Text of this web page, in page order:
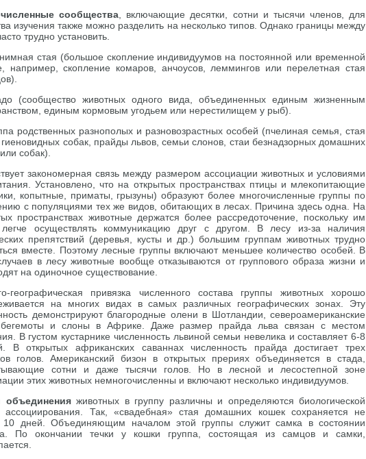
сообщества , включающие десятки, сотни и тысячи членов, для
изучения также можно разделить на несколько типов. Однако границы между
трудно установить.
стая (большое скопление индивидуумов на постоянной или временной
например, скопление комаров, анчоусов, леммингов или перелетная стая
(сообщество животных одного вида, объединенных единым жизненным
единым кормовым угодьем или нерестилищем у рыб).
родственных разнополых и разновозрастных особей (пчелиная семья, стая
гиеновидных собак, прайды львов, семьи слонов, стаи безнадзорных домашних
собак).
закономерная связь между размером ассоциации животных и условиями
Установлено, что на открытых пространствах птицы и млекопитающие
копытные, приматы, грызуны) образуют более многочисленные группы по
с популяциями тех же видов, обитающих в лесах. Причина здесь одна. На
пространствах животные держатся более рассредоточение, поскольку им
легче осуществлять коммуникацию друг с другом. В лесу из-за наличия
препятствий (деревья, кусты и др.) большим группам животных трудно
вместе. Поэтому лесные группы включают меньшее количество особей. В
в лесу животные вообще отказываются от группового образа жизни и
на одиночное существование.
географическая привязка численного состава группы животных хорошо
на многих видах в самых различных географических зонах. Эту
демонстрируют благородные олени в Шотландии, североамериканские
и слоны в Африке. Даже размер прайда льва связан с местом
В густом кустарнике численность львиной семьи невелика и составляет 6-8
В открытых африканских саваннах численность прайда достигает трех
голов. Американский бизон в открытых прериях объединяется в стада,
сотни и даже тысячи голов. Но в лесной и лесостепной зоне
этих животных немногочисленны и включают несколько индивидуумов.
объединенияживотных в группу различны и определяются биологической
ассоциирования. Так, «свадебная» стая домашних кошек сохраняется не
10 дней. Объединяющим началом этой группы служит самка в состоянии
По окончании течки у кошки группа, состоящая из самцов и самки,